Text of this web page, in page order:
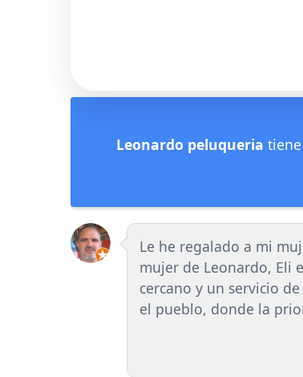
Leonardo peluqueria
Le he regalado a mi
mujer de Leonardo, Eli
cercano y un servicio
el pueblo, donde la